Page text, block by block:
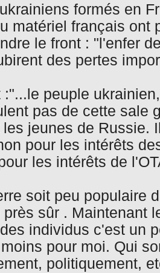
formés en
matériel français ont
le front : "l'enfer
des pertes
:"...le peuple
pas de cette sale
jeunes de Russie.
pour les intérêts
les intérêts de
soit peu populaire
sûr . Maintenant
individus c'est un
pour moi. Qui
politiquement,